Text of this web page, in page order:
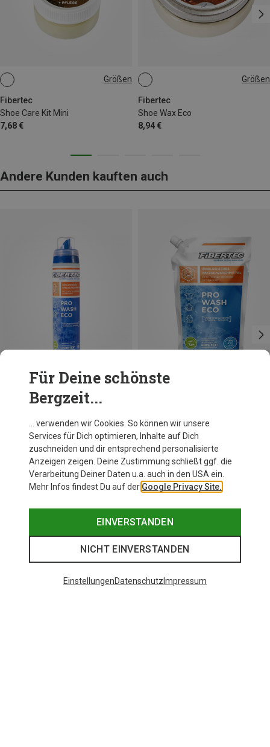
Größen
Fibertec
Shoe Care Kit Mini
7,68 €
28ML Größen
Fibertec
Shoe Wax Eco
8,94 €
100ML
Andere Kunden kauften auch
Pro Wash Eco
250ML
Für Deine schönste
Bergzeit...
… verwenden wir Cookies. So können wir unsere
Services für Dich optimieren, Inhalte auf Dich
zuschneiden und dir entsprechend personalisierte
Anzeigen zeigen. Deine Zustimmung schließt ggf. die
Verarbeitung Deiner Daten u.a. auch in den USA ein.
Mehr Infos findest Du auf der Google Privacy Site.
EINVERSTANDEN
NICHT EINVERSTANDEN
EinstellungenDatenschutz Impressum